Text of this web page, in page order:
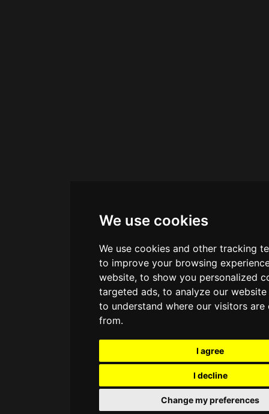
We use cookies
We use cookies and other tracking
to improve your browsing
website, to show you personalized
targeted ads, to analyze our
to understand where our visitors are
from.
I agree
I decline
Change my preferences